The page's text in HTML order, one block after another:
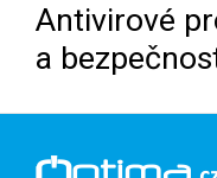
Antivirové
a